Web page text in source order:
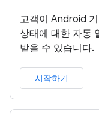
고객이 Android
상태에 대한 자동
받을 수 있습니다.
시작하기